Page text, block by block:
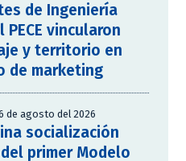
de Ingeniería
PECE vincularon
y territorio en
de marketing
de agosto del 2026
socialización
primer Modelo